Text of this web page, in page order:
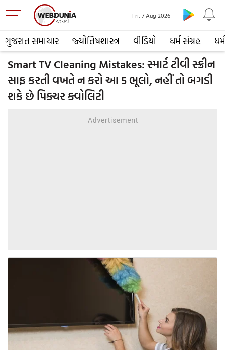
ગુજરાત સમાચાર જ્યોતિષશાસ્ત્ર વીડિયો ધર્મ સંગ્રહ ધર્મ
Fri, 7 Aug 2026
Smart TV Cleaning Mistakes: સ્માર્ટ ટીવી સ્ક્રીન
સાફ કરતી વખતે ન કરો આ 5 ભૂલો, નહીં તો બગડી
શકે છે પિક્ચર ક્વોલિટી